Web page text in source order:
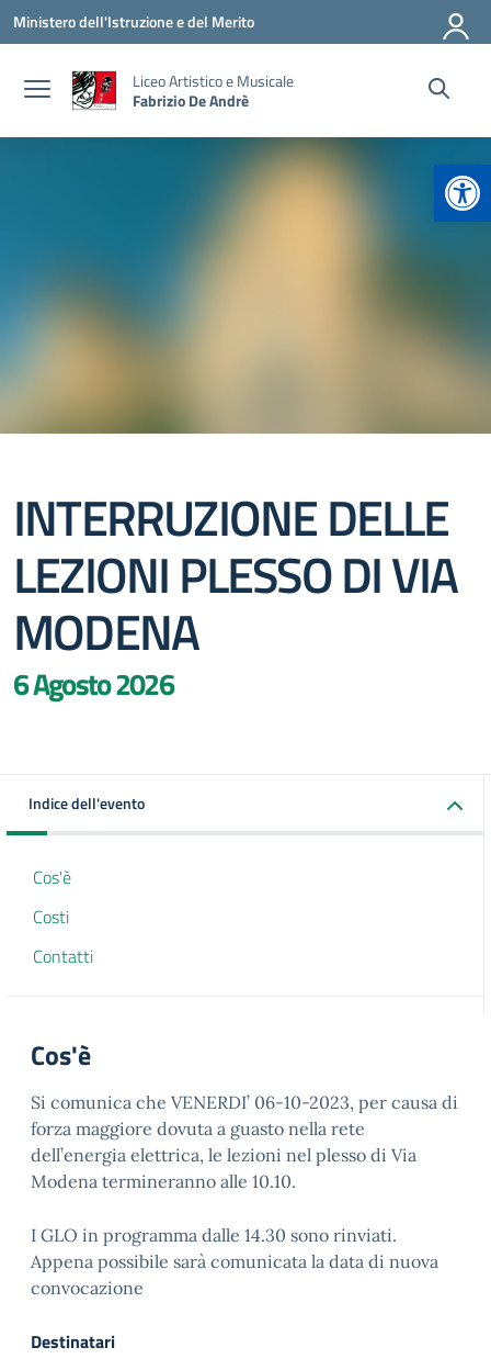
Vai ai contenuti
Vai al menu di navigazione
Vai al footer
Ministero dell'Istruzione e del Merito
Liceo Artistico e Musicale
Fabrizio De Andrè
INTERRUZIONE DELLE
LEZIONI PLESSO DI VIA
MODENA
6 Agosto 2026
Indice dell'evento
Cos'è
Costi
Contatti
Cos'è
Si comunica che VENERDI’ 06-10-2023, per causa di
forza maggiore dovuta a guasto nella rete
dell’energia elettrica, le lezioni nel plesso di Via
Modena termineranno alle 10.10.
I GLO in programma dalle 14.30 sono rinviati.
Appena possibile sarà comunicata la data di nuova
convocazione
Destinatari